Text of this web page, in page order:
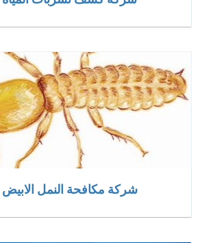
شركة مكافحة النمل الابيض